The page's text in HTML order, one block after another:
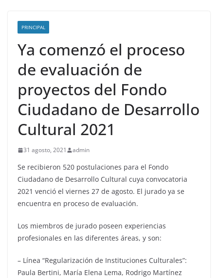
PRINCIPAL
Ya comenzó el proceso
de evaluación de
proyectos del Fondo
Ciudadano de Desarrollo
Cultural 2021
31 agosto, 2021 admin
Se recibieron 520 postulaciones para el Fondo
Ciudadano de Desarrollo Cultural cuya convocatoria
2021 venció el viernes 27 de agosto. El jurado ya se
encuentra en proceso de evaluación.
Los miembros de jurado poseen experiencias
profesionales en las diferentes áreas, y son:
– Línea “Regularización de Instituciones Culturales”:
Paula Bertini, María Elena Lema, Rodrigo Martínez